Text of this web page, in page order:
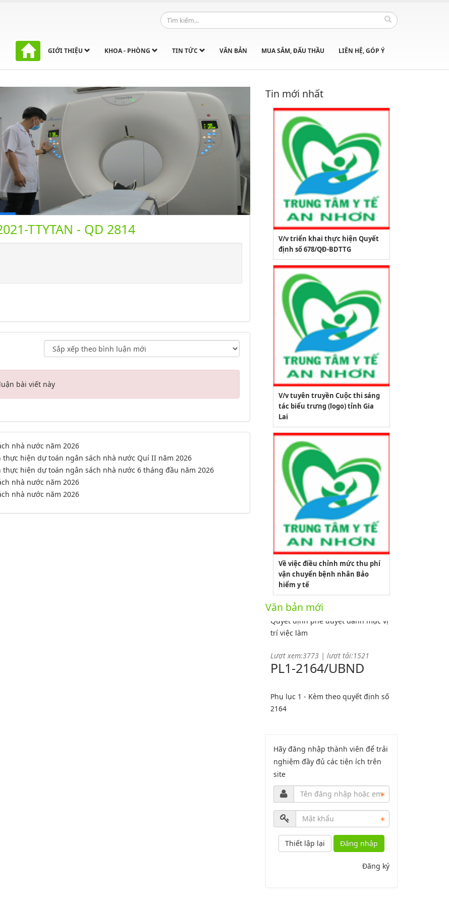
GIỚI THIỆU KHOA - PHÒNG TIN TỨC VĂN BẢN MUA SẮM, ĐẤU THẦU LIÊN HỆ, GÓP Ý
TTYTAN - QD 2814
bài viết này
nhà nước năm 2026
hiện dự toán ngân sách nhà nước Quí II năm 2026
hiện dự toán ngân sách nhà nước 6 tháng đầu năm 2026
nhà nước năm 2026
nhà nước năm 2026
Tin mới nhất
V/v triển khai thực hiện Quyết
định số 678/QĐ-BDTTG
V/v tuyên truyền Cuộc thi sáng
tác biểu trưng (logo) tỉnh Gia
Lai
Về việc điều chỉnh mức thu phí
vận chuyển bệnh nhân Bảo
hiểm y tế
Văn bản mới
2164/QĐUBND
Quyết định phê duyệt danh mục vị
Lượt xem:3773 | lượt tải:1521
PL1-2164/UBND
2164
Phụ lục 2 - Kèm theo quyết định số
2164
Lượt xem:1999 | lượt tải:1060
PL3-2164/UBND
2164
Lượt xem:2010 | lượt tải:1159
Hãy đăng nhập thành viên để trải
nghiệm đầy đủ các tiện ích trên
site
Đăng nhập
Đăng ký